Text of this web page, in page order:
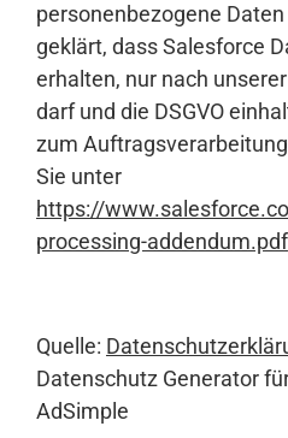
personenbezogene
geklärt, dass Salesforce
erhalten, nur nach
darf und die DSGVO
zum
Sie unter
https://
processing-addendum.pdf
Quelle:
Datenschutz Generator
AdSimple